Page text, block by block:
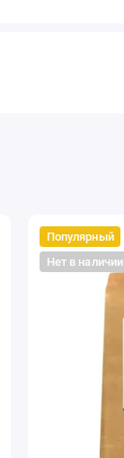
Популярный
Нет в наличии